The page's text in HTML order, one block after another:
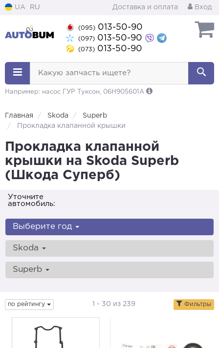
UA RU Доставка и оплата Вход
(095) 013-50-90
(097) 013-50-90
(073) 013-50-90
Какую запчасть ищете?
Например: насос ГУР Туксон, 06H905601A
Главная Skoda
Superb
Прокладка клапанной крышки
Прокладка клапанной
крышки на Skoda Superb
(Шкода Суперб)
Уточните
автомобиль:
Выберите год
Skoda
Superb
по рейтингу 1 - 30 из 239 Фильтры